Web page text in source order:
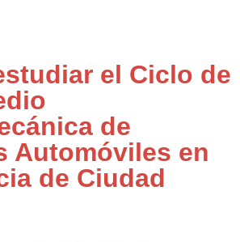
el Ciclo de
de
Automóviles en
de Ciudad